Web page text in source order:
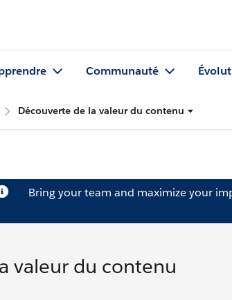
Communauté
Découverte de la valeur du contenu
Bring your team and maximize your
valeur du contenu